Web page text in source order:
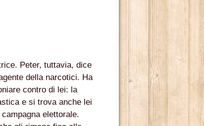
Peter, tuttavia, dice
della narcotici. Ha
contro di lei: la
e si trova anche lei
elettorale.